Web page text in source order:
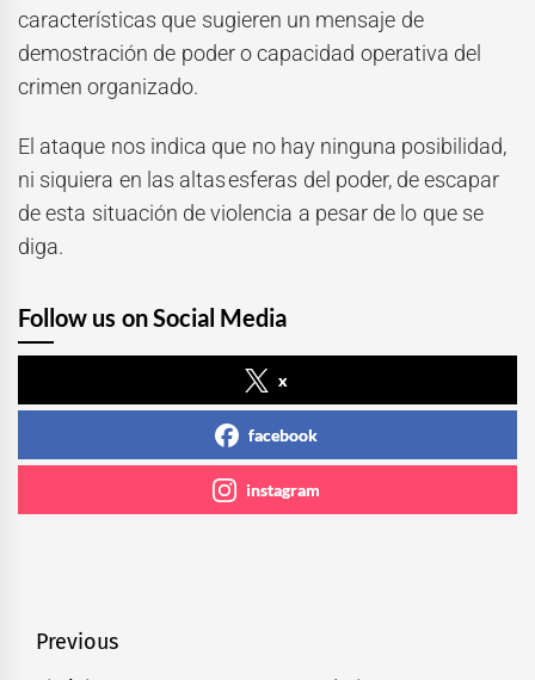
características que sugieren un mensaje de
demostración de poder o capacidad operativa del
crimen organizado.
El ataque nos indica que no hay ninguna posibilidad,
ni siquiera en las altas esferas del poder, de escapar
de esta situación de violencia a pesar de lo que se
diga.
Follow us on Social Media
x
facebook
instagram
Navegación
Previous